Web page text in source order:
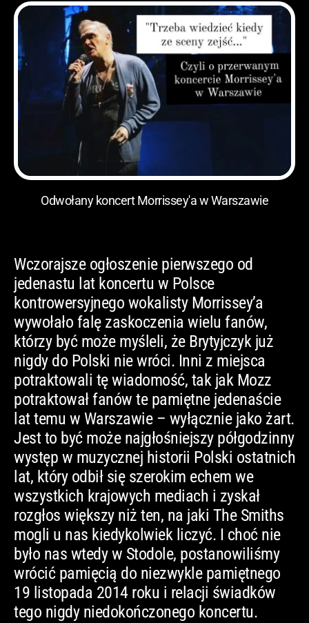
Odwołany koncert Morrissey'a w Warszawie
Wczorajsze ogłoszenie pierwszego od
jedenastu lat koncertu w Polsce
kontrowersyjnego wokalisty Morrissey’a
wywołało falę zaskoczenia wielu fanów,
którzy być może myśleli, że Brytyjczyk już
nigdy do Polski nie wróci. Inni z miejsca
potraktowali tę wiadomość, tak jak Mozz
potraktował fanów te pamiętne jedenaście
lat temu w Warszawie – wyłącznie jako żart.
Jest to być może najgłośniejszy półgodzinny
występ w muzycznej historii Polski ostatnich
lat, który odbił się szerokim echem we
wszystkich krajowych mediach i zyskał
rozgłos większy niż ten, na jaki The Smiths
mogli u nas kiedykolwiek liczyć. I choć nie
było nas wtedy w Stodole, postanowiliśmy
wrócić pamięcią do niezwykle pamiętnego
19 listopada 2014 roku i relacji świadków
tego nigdy niedokończonego koncertu.